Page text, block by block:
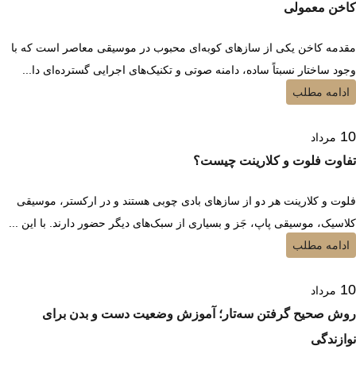
کاخن معمولی
مقدمه کاخن یکی از سازهای کوبه‌ای محبوب در موسیقی معاصر است که با
وجود ساختار نسبتاً ساده، دامنه صوتی و تکنیک‌های اجرایی گسترده‌ای دا...
ادامه مطلب
10 مرداد
تفاوت فلوت و کلارینت چیست؟
فلوت و کلارینت هر دو از سازهای بادی چوبی هستند و در ارکستر، موسیقی
کلاسیک، موسیقی پاپ، جَز و بسیاری از سبک‌های دیگر حضور دارند. با این ...
ادامه مطلب
10 مرداد
روش صحیح گرفتن سه‌تار؛ آموزش وضعیت دست و بدن برای
نوازندگی